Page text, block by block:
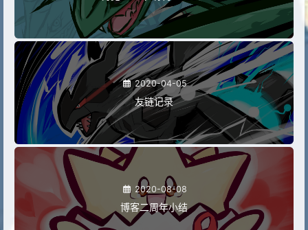
2020-04-05
友链记录
2020-08-08
博客二周年小结